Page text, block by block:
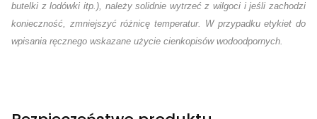
butelki z lodówki itp.), należy solidnie wytrzeć z wilgoci i jeśli zachodzi
konieczność, zmniejszyć różnicę temperatur. W przypadku etykiet do
wpisania ręcznego wskazane użycie cienkopisów wodoodpornych.